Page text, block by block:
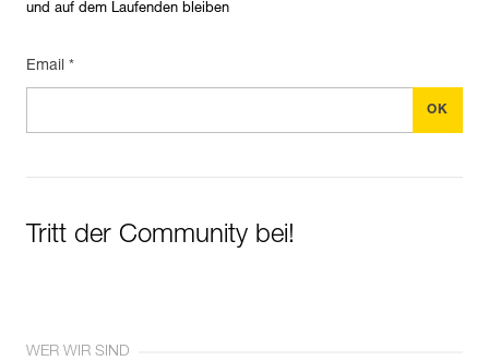
und auf dem Laufenden bleiben
Email *
Tritt der Community bei!
WER WIR SIND